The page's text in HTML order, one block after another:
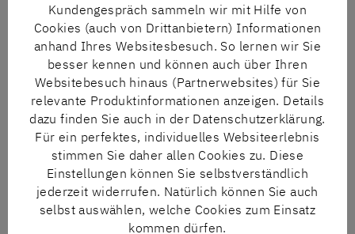
PASCAL HEUMER
+49 5241 8606-306
E-Mail phr(at)nngt.de
NICOLAS LAWRENZ
Tel
+49 5241 8606-269
E-Mail nlz(at)nngt.de
Kundengespräch sammeln wir mit Hilfe von
Cookies (auch von Drittanbietern) Informationen
anhand Ihres Websitesbesuch. So lernen wir Sie
besser kennen und können auch über Ihren
Websitebesuch hinaus (Partnerwebsites) für Sie
relevante Produktinformationen anzeigen. Details
dazu finden Sie auch in der Datenschutzerklärung.
Für ein perfektes, individuelles Websiteerlebnis
stimmen Sie daher allen Cookies zu. Diese
Einstellungen können Sie selbstverständlich
jederzeit widerrufen. Natürlich können Sie auch
selbst auswählen, welche Cookies zum Einsatz
kommen dürfen.